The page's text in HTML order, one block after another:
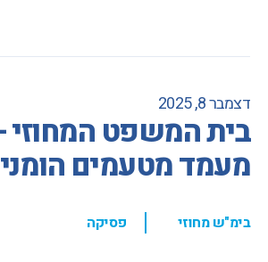
דצמבר 8, 2025
בית המשפט המחוזי
מעמד מטעמים
בימ"ש מחוזי , פסיקה